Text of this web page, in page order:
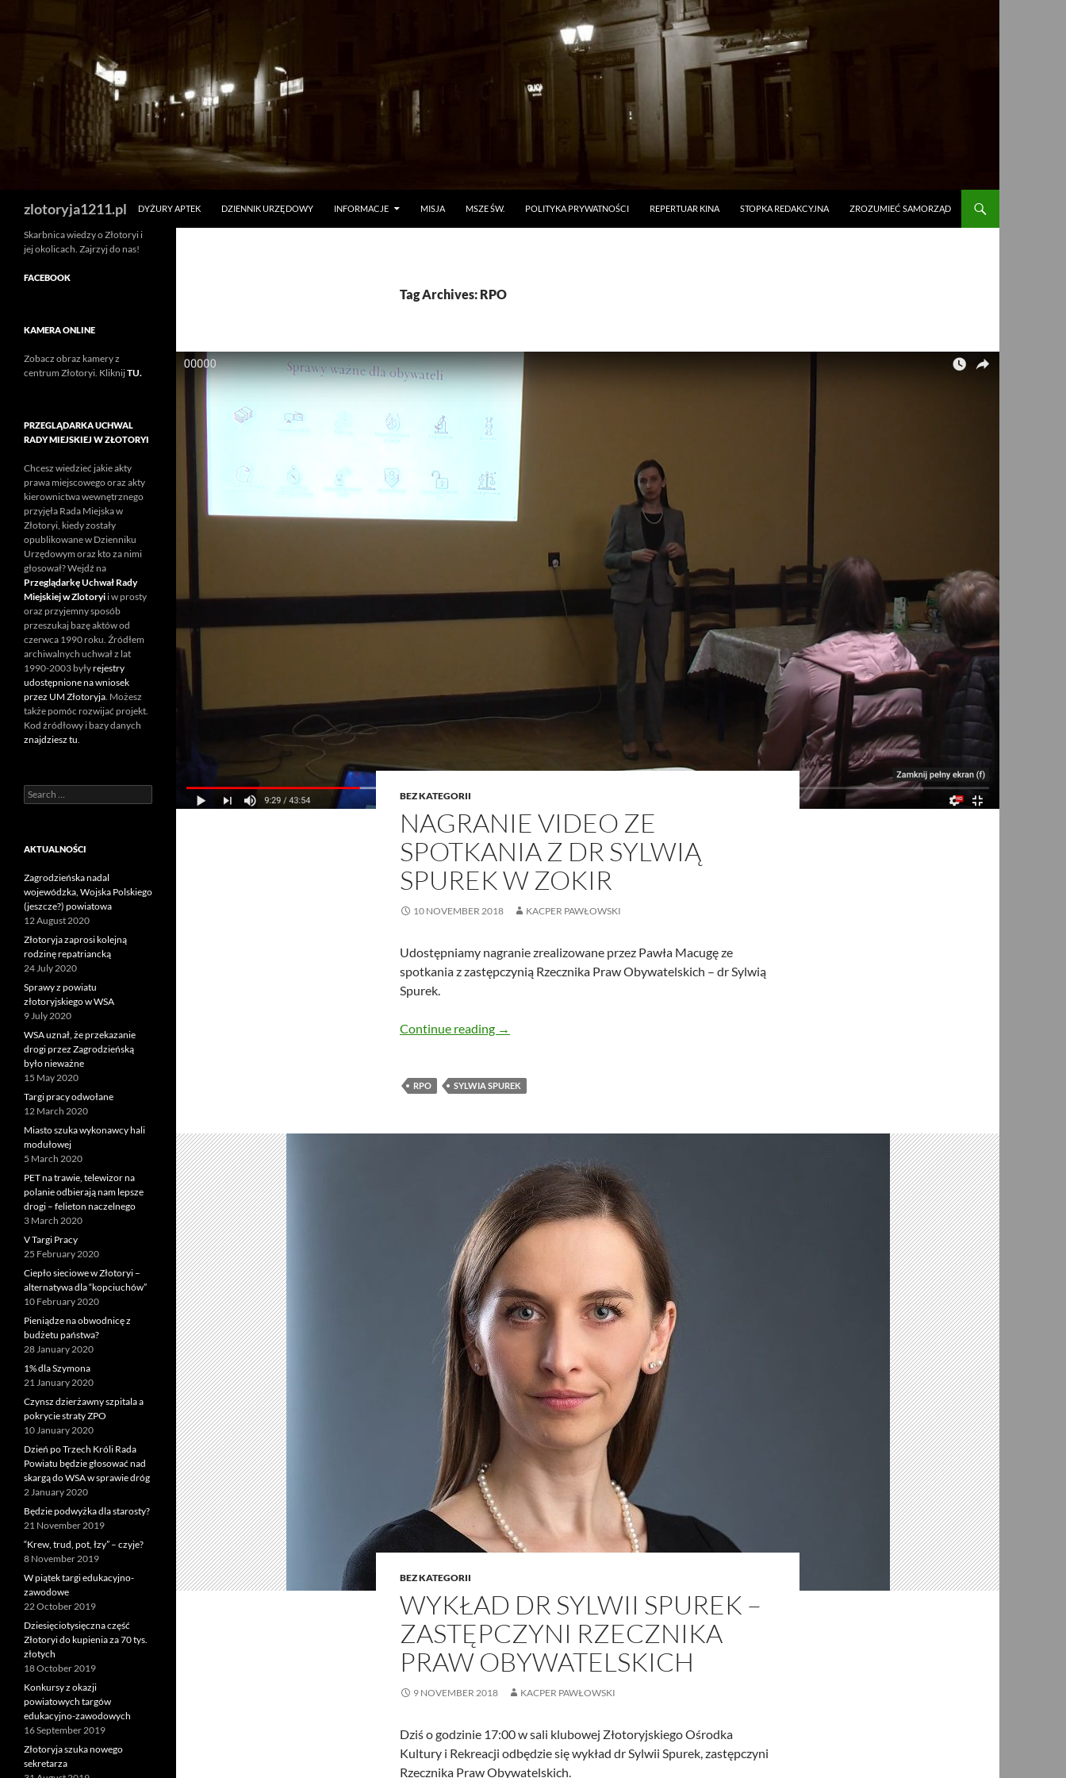
zlotoryja1211.pl DYŻURY APTEK DZIENNIK URZĘDOWY INFORMACJE MISJA MSZE ŚW. POLITYKA PRYWATNOŚCI REPERTUAR KINA STOPKA REDAKCYJNA ZROZUMIEĆ SAMORZĄD
Tag Archives: RPO
BEZ KATEGORII
NAGRANIE VIDEO ZE
SPOTKANIA Z DR SYLWIĄ
SPUREK W ZOKIR
10 NOVEMBER 2018 KACPER PAWŁOWSKI
Udostępniamy nagranie zrealizowane przez Pawła Macugę ze
spotkania z zastępczynią Rzecznika Praw Obywatelskich – dr Sylwią
Spurek.
Continue reading Nagranie VIDEO ze spotkania z dr Sylwią Spurek w ZOKiR
→
RPO SYLWIA SPUREK
BEZ KATEGORII
WYKŁAD DR SYLWII SPUREK –
ZASTĘPCZYNI RZECZNIKA
PRAW OBYWATELSKICH
9 NOVEMBER 2018 KACPER PAWŁOWSKI
Dziś o godzinie 17:00 w sali klubowej Złotoryjskiego Ośrodka
Kultury i Rekreacji odbędzie się wykład dr Sylwii Spurek, zastępczyni
Rzecznika Praw Obywatelskich.
Skarbnica wiedzy o Złotoryi i
jej okolicach. Zajrzyj do nas!
FACEBOOK
KAMERA ONLINE
Zobacz obraz kamery z
centrum Złotoryi. KliknijTU.
PRZEGLĄDARKA UCHWAL
RADY MIEJSKIEJ W ZŁOTORYI
Chcesz wiedzieć jakie akty
prawa miejscowego oraz akty
kierownictwa wewnętrznego
przyjęła Rada Miejska w
Złotoryi, kiedy zostały
opublikowane w Dzienniku
Urzędowym oraz kto za nimi
głosował? Wejdź na
Przeglądarkę Uchwał Rady
Miejskiej w Zlotoryi i w prosty
oraz przyjemny sposób
przeszukaj bazę aktów od
czerwca 1990 roku. Źródłem
archiwalnych uchwał z lat
1990-2003 byłyrejestry
udostępnione na wniosek
przez UM Złotoryja. Możesz
także pomóc rozwijać projekt.
Kod źródłowy i bazy danych
znajdziesz tu.
Search
for:
AKTUALNOŚCI
Zagrodzieńska nadal
wojewódzka, Wojska Polskiego
(jeszcze?) powiatowa
12 August 2020
Złotoryja zaprosi kolejną
rodzinę repatriancką
24 July 2020
Sprawy z powiatu
złotoryjskiego w WSA
9 July 2020
WSA uznał, że przekazanie
drogi przez Zagrodzieńską
było nieważne
15 May 2020
Targi pracy odwołane
12 March 2020
Miasto szuka wykonawcy hali
modułowej
5 March 2020
PET na trawie, telewizor na
polanie odbierają nam lepsze
drogi – felieton naczelnego
3 March 2020
V Targi Pracy
25 February 2020
Ciepło sieciowe w Złotoryi –
alternatywa dla “kopciuchów”
10 February 2020
Pieniądze na obwodnicę z
budżetu państwa?
28 January 2020
1% dla Szymona
21 January 2020
Czynsz dzierżawny szpitala a
pokrycie straty ZPO
10 January 2020
Dzień po Trzech Króli Rada
Powiatu będzie głosować nad
skargą do WSA w sprawie dróg
2 January 2020
Będzie podwyżka dla starosty?
21 November 2019
“Krew, trud, pot, łzy” – czyje?
8 November 2019
W piątek targi edukacyjno-
zawodowe
22 October 2019
Dziesięciotysięczna część
Złotoryi do kupienia za 70 tys.
złotych
18 October 2019
Konkursy z okazji
powiatowych targów
edukacyjno-zawodowych
16 September 2019
Złotoryja szuka nowego
sekretarza